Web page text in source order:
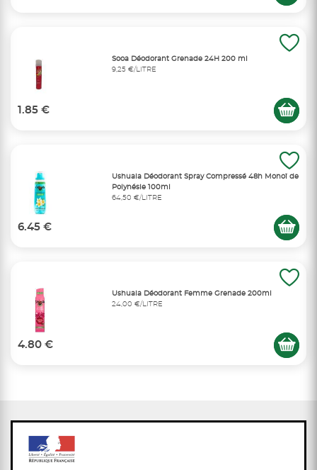
Sooa Déodorant Grenade 24H 200 ml
9,25 €/LITRE
1.85 €
Ushuaia Déodorant Spray Compressé 48h Monoï de
Polynésie 100ml
64,50 €/LITRE
6.45 €
Ushuaia Déodorant Femme Grenade 200ml
24,00 €/LITRE
4.80 €